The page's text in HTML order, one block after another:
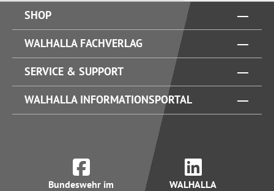
SHOP
WALHALLA FACHVERLAG
SERVICE & SUPPORT
WALHALLA INFORMATIONSPORTAL
Bundeswehr im
WALHALLA